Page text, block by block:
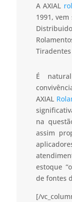
A AXIAL
1991,
Tiradentes
É
AXIAL
na
assim
estoque
de fontes
[/